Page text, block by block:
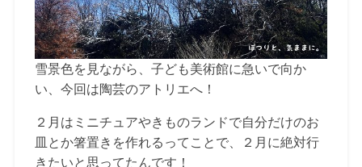
雪景色を見ながら、子ども美術館に急いで向か
い、今回は陶芸のアトリエへ！
２月はミニチュアやきものランドで自分だけのお
皿とか箸置きを作れるってことで、２月に絶対行
きたいと思ってたんです！